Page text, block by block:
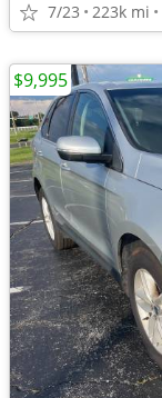
7/23 223k mi
$9,995